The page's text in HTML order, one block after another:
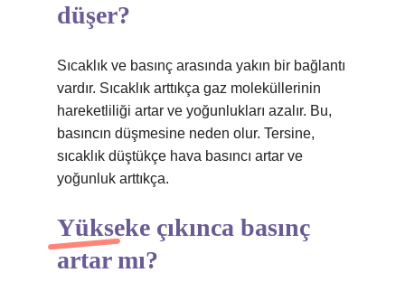
düşer?
Sıcaklık ve basınç arasında yakın bir bağlantı
vardır. Sıcaklık arttıkça gaz moleküllerinin
hareketliliği artar ve yoğunlukları azalır. Bu,
basıncın düşmesine neden olur. Tersine,
sıcaklık düştükçe hava basıncı artar ve
yoğunluk arttıkça.
Yükseke çıkınca basınç
artar mı?